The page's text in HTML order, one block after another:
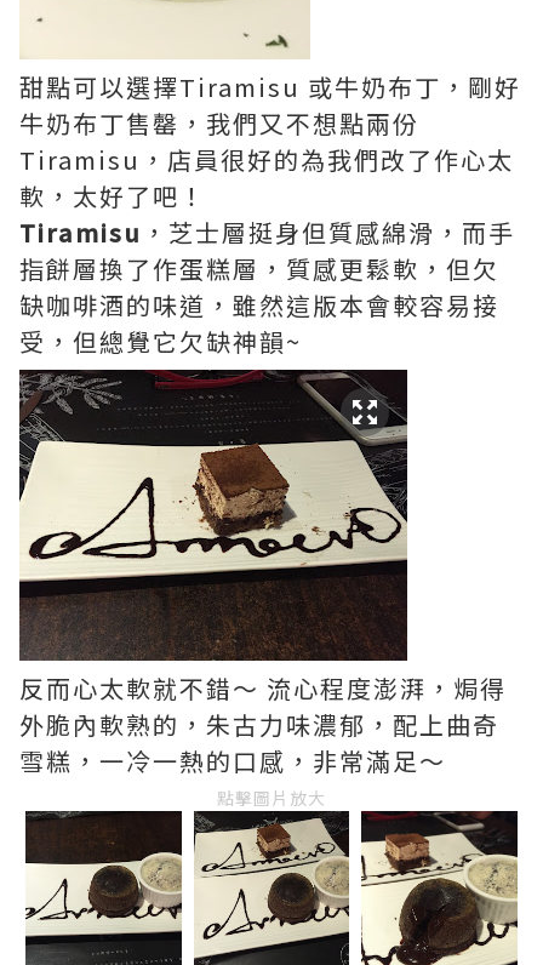
甜點可以選擇Tiramisu 或牛奶布丁，剛好
牛奶布丁售罄，我們又不想點兩份
Tiramisu，店員很好的為我們改了作心太
軟，太好了吧！
Tiramisu ，芝士層挺身但質感綿滑，而手
指餅層換了作蛋糕層，質感更鬆軟，但欠
缺咖啡酒的味道，雖然這版本會較容易接
受，但總覺它欠缺神韻~
反而心太軟就不錯～ 流心程度澎湃，焗得
外脆內軟熟的，朱古力味濃郁，配上曲奇
雪糕，一冷一熱的口感，非常滿足～
點擊圖片放大